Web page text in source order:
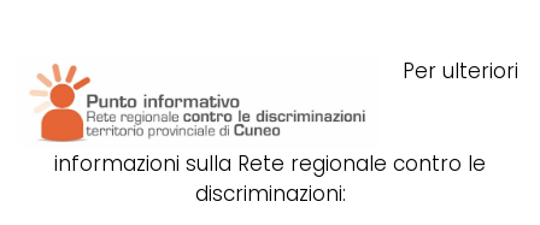
Per ulteriori
informazioni sulla Rete regionale contro le
discriminazioni: